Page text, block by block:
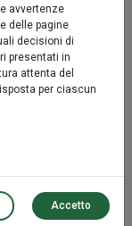
Benchmark
1,22%
9,22%
avvertenze
delle pagine
decisioni di
presentati in
attenta del
per ciascun
Accetto